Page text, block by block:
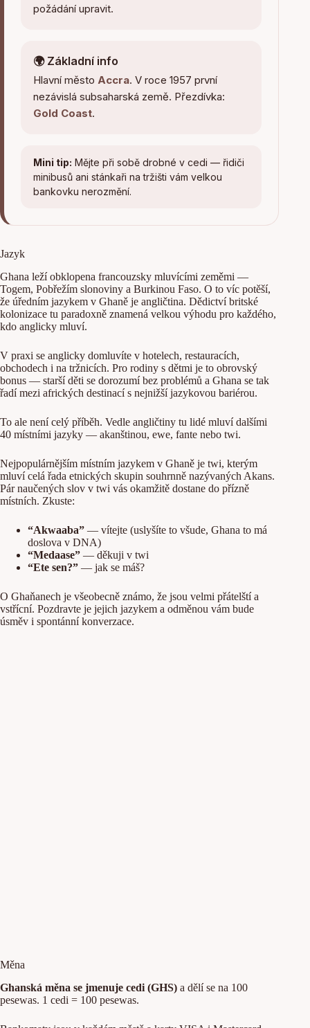
požádání upravit.
🌍 Základní info
Hlavní město Accra. V roce 1957 první
nezávislá subsaharská země. Přezdívka:
Gold Coast.
Mini tip: Mějte při sobě drobné v cedi — řidiči
minibusů ani stánkaři na tržišti vám velkou
bankovku nerozmění.
Jazyk
Ghana leží obklopena francouzsky mluvícími zeměmi —
Togem, Pobřežím slonoviny a Burkinou Faso. O to víc potěší,
že úředním jazykem v Ghaně je angličtina. Dědictví britské
kolonizace tu paradoxně znamená velkou výhodu pro každého,
kdo anglicky mluví.
V praxi se anglicky domluvíte v hotelech, restauracích,
obchodech i na tržnicích. Pro rodiny s dětmi je to obrovský
bonus — starší děti se dorozumí bez problémů a Ghana se tak
řadí mezi afrických destinací s nejnižší jazykovou bariérou.
To ale není celý příběh. Vedle angličtiny tu lidé mluví dalšími
40 místními jazyky — akanštinou, ewe, fante nebo twi.
Nejpopulárnějším místním jazykem v Ghaně je twi, kterým
mluví celá řada etnických skupin souhrnně nazývaných Akans.
Pár naučených slov v twi vás okamžitě dostane do přízně
místních. Zkuste:
“Akwaaba” — vítejte (uslyšíte to všude, Ghana to má
doslova v DNA)
“Medaase” — děkuji v twi
“Ete sen?” — jak se máš?
O Ghaňanech je všeobecně známo, že jsou velmi přátelští a
vstřícní. Pozdravte je jejich jazykem a odměnou vám bude
úsměv i spontánní konverzace.
Měna
Ghanská měna se jmenuje cedi (GHS) a dělí se na 100
pesewas. 1 cedi = 100 pesewas.